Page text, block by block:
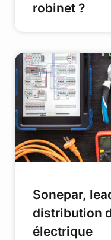
robinet ?
Sonepar,
distribution
électrique